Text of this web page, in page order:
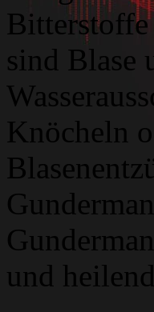
Bitterstoffe
sind Blase
Knöcheln
und